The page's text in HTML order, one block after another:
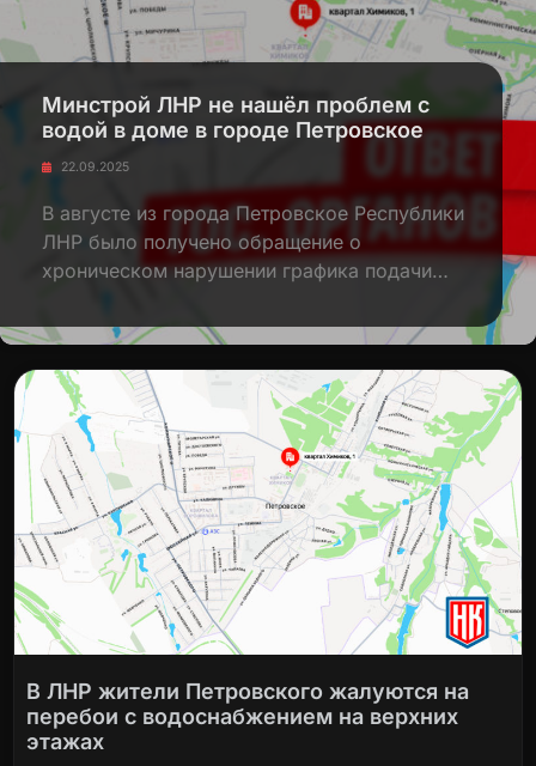
Минстрой ЛНР не нашёл проблем с
водой в доме в городе Петровское
22.09.2025
В августе из города Петровское Республики
ЛНР было получено обращение о
хроническом нарушении графика подачи…
В ЛНР жители Петровского жалуются на
перебои с водоснабжением на верхних
этажах